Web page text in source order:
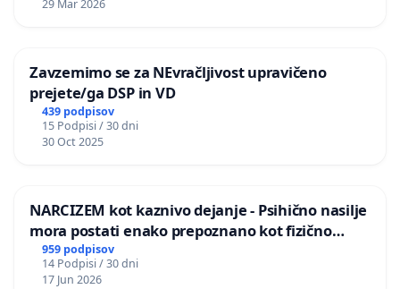
29 Mar 2026
Zavzemimo se za NEvračljivost upravičeno
prejete/ga DSP in VD
439 podpisov
15 Podpisi / 30 dni
30 Oct 2025
NARCIZEM kot kaznivo dejanje - Psihično nasilje
mora postati enako prepoznano kot fizično
nasilje
959 podpisov
14 Podpisi / 30 dni
17 Jun 2026